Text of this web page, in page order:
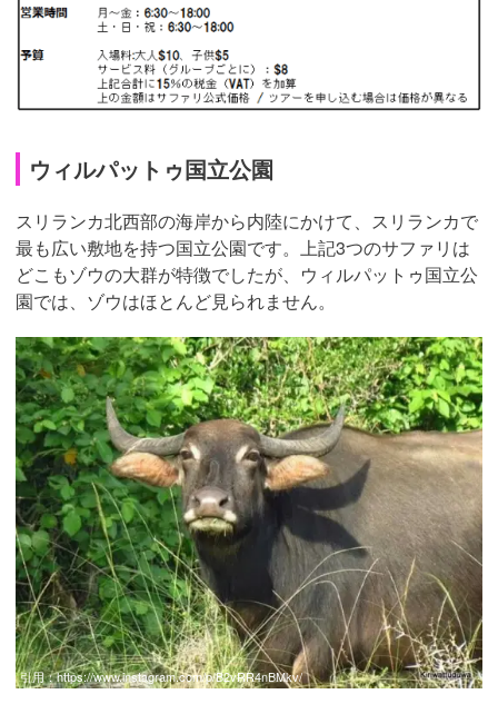
ウィルパットゥ国立公園
スリランカ北西部の海岸から内陸にかけて、スリランカで
最も広い敷地を持つ国立公園です。上記3つのサファリは
どこもゾウの大群が特徴でしたが、ウィルパットゥ国立公
園では、ゾウはほとんど見られません。
引用：https://www.instagram.com/p/B2vRR4nBMkv/